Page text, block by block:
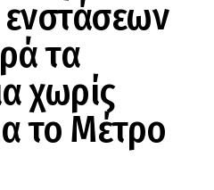
ενστάσεων
τα
χωρίς
το Μέτρο